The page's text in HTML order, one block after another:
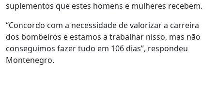
suplementos que estes homens e mulheres recebem.
“Concordo com a necessidade de valorizar a carreira
dos bombeiros e estamos a trabalhar nisso, mas não
conseguimos fazer tudo em 106 dias”, respondeu
Montenegro.